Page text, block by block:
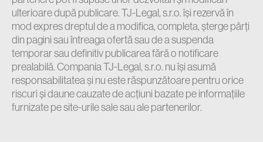
ulterioare după publicare. TJ-Legal, s.r.o. își rezervă în
mod expres dreptul de a modifica, completa, șterge părți
din pagini sau întreaga ofertă sau de a suspenda
temporar sau definitiv publicarea fără o notificare
prealabilă. Compania TJ-Legal, s.r.o. nu își asumă
responsabilitatea și nu este răspunzătoare pentru orice
riscuri și daune cauzate de acțiuni bazate pe informațiile
furnizate pe site-urile sale sau ale partenerilor.